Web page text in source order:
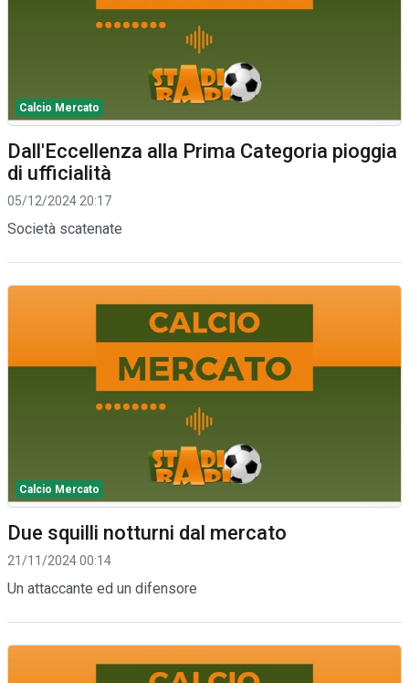
Calcio Mercato
Dall'Eccellenza alla Prima Categoria pioggia
di ufficialità
05/12/2024 20:17
Società scatenate
Calcio Mercato
Due squilli notturni dal mercato
21/11/2024 00:14
Un attaccante ed un difensore